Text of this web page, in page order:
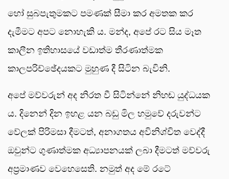
හෝ සුබපැතුමකට පමණක් සීමා කර අමතක කර
දැමීමට අපට නොහැකි ය. මන්ද, අපේ රට සිය මෑත
කාලීන ඉතිහාසයේ වඩාත්ම තීරණාත්මක
කාලපරිච්ඡේදයකට මුහුණ දී සිටින බැවිනි.
අපේ මව්වරුන් අද නිරත වී සිටින්නේ නිහඬ යුද්ධයක
ය. දිනෙන් දින ඉහළ යන බඩු මිල හමුවේ දරුවන්ට
වේලක් පිරිමසා දීමටත්, අනාගතය අවිනිශ්චිත වෙද්දී
ඔවුන්ට ගුණාත්මක අධ්‍යාපනයක් ලබා දීමටත් මව්වරු
අප්‍රමාණව වෙහෙසෙති. නමුත් අද මේ රටේ